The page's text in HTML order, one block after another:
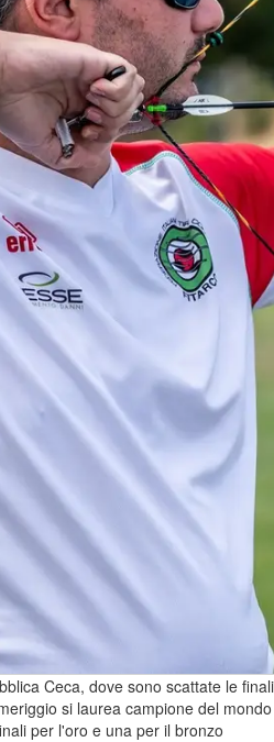
Ceca, dove sono scattate le
si laurea campione del
per l'oro e una per il bronzo